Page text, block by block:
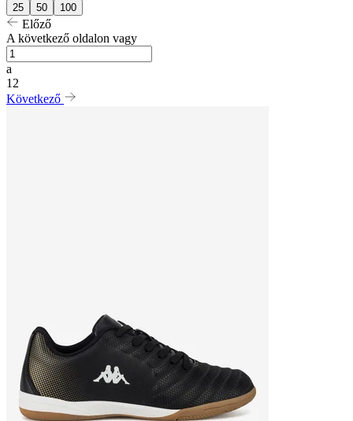
25 50 100
Előző
A következő oldalon vagy
a
12
Következő